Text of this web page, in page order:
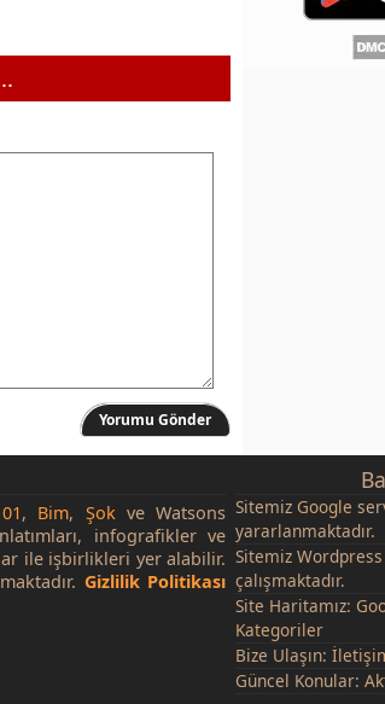
Yorumu Gönder
, Bim, Şokve Watsons
infografikler ve
ile işbirlikleri yer alabilir.
Gizlilik Politikası
Sitemiz Google
yararlanmaktadır.
Sitemiz Wordpress
çalışmaktadır.
Site Haritamız:
Kategoriler
Bize Ulaşın:
Güncel Konular: